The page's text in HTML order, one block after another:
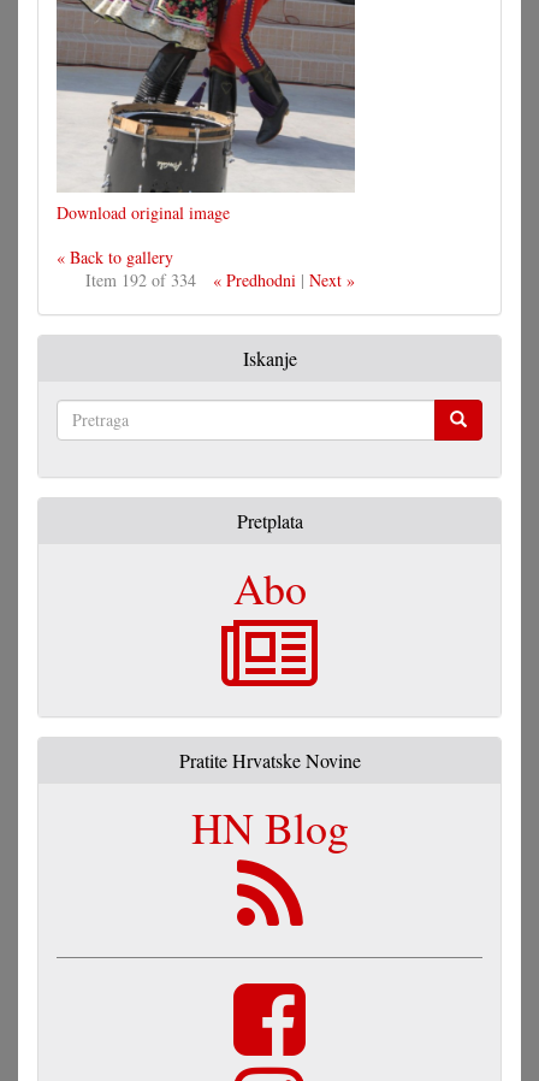
Download original image
« Back to gallery
Item 192 of 334
« Predhodni | Next »
Iskanje
Pretplata
Abo
Pratite Hrvatske Novine
HN Blog